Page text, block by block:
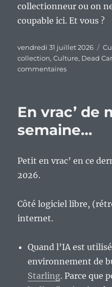
collectionneur ou on
coupable ici. Et vous ?
Publié
le
vendredi 31 juillet 2026
collection,Culture, Dead
commentairessur
galettes
musicale
la
sa
prix…
En vrac’ de
semaine…
Petit en vrac’ en ce
2026.
Côté logiciel libre,
internet.
Quand l’IA est
environnement de
Starling. Parce que